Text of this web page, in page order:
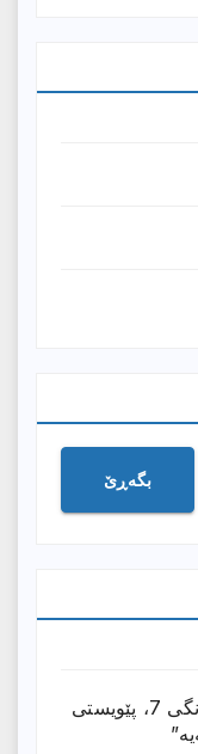
بگەڕێ
“عێراق بۆ تەواوکردنی مووچەی مانگى 7، پێویستی